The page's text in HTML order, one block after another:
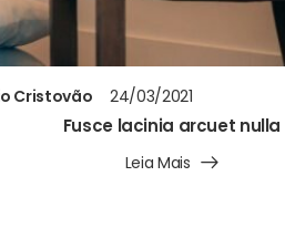
Cristovão 24/03/2021
Fusce lacinia arcuet nulla
Leia Mais